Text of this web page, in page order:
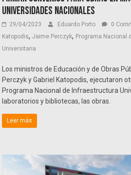
universidades nacionales
29/04/2023 Eduardo Porto 0
Katopodis,Jaime Perczyk, Programa Nacional
Universitaria
Los ministros de Educación y de Obras
Perczyk y Gabriel Katopodis, ejecutaron
Programa Nacional de Infraestructura
laboratorios y bibliotecas, las obras.
Leer más